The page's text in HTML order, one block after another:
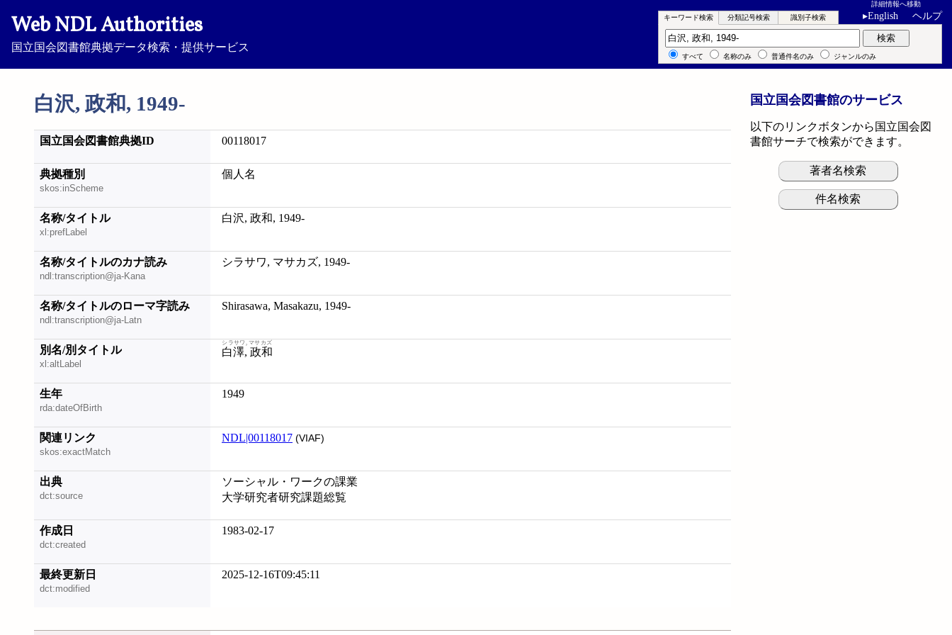
Web NDL Authorities
国立国会図書館典拠データ検索・提供サービス
詳細情報へ移動
▸English ヘルプ
白沢, 政和, 1949-
キーワード検索 分類記号検索 識別子検索
キーワード検索 検索
すべて 名称のみ 普通件名のみ ジャンルのみ
国立国会図書館典拠ID 00118017
典拠種別
skos:inScheme
個人名
名称/タイトル
xl:prefLabel
白沢, 政和, 1949-
名称/タイトルのカナ読み
ndl:transcription@ja-Kana
シラサワ, マサカズ, 1949-
名称/タイトルのローマ字読み
ndl:transcription@ja-Latn
Shirasawa, Masakazu, 1949-
別名/別タイトル
xl:altLabel
白澤, 政和
シラサワ, マサカズ
生年
rda:dateOfBirth
1949
関連リンク
skos:exactMatch
NDL|00118017 (VIAF)
出典
dct:source
ソーシャル・ワークの課業
大学研究者研究課題総覧
作成日
dct:created
1983-02-17
最終更新日
dct:modified
2025-12-16T09:45:11
国立国会図書館のサービス
以下のリンクボタンから国立国会図
書館サーチで検索ができます。
著者名検索
件名検索